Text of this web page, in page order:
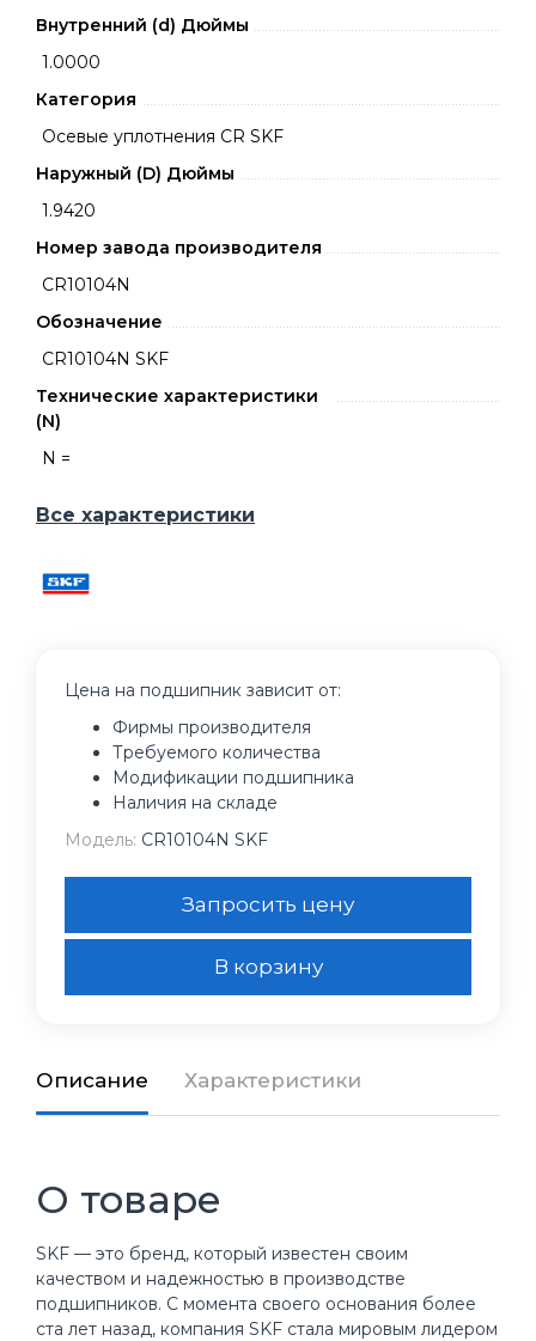
Внутренний (d) Дюймы
1.0000
Категория
Осевые уплотнения CR SKF
Наружный (D) Дюймы
1.9420
Номер завода производителя
CR10104N
Обозначение
CR10104N SKF
Технические характеристики
(N)
N =
Все характеристики
Цена на подшипник зависит от:
Фирмы производителя
Требуемого количества
Модификации подшипника
Наличия на складе
Модель: CR10104N SKF
Запросить цену
В корзину
Описание Характеристики
О товаре
SKF — это бренд, который известен своим
качеством и надежностью в производстве
подшипников. С момента своего основания более
ста лет назад, компания SKF стала мировым лидером